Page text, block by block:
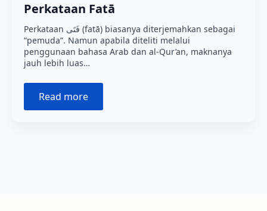
Perkataan Fatā
Perkataan فَتَى (fatā) biasanya diterjemahkan sebagai
“pemuda”. Namun apabila diteliti melalui
penggunaan bahasa Arab dan al-Qur’an, maknanya
jauh lebih luas…
Read more